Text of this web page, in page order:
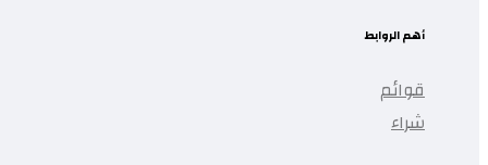
أهم الروابط
قوائم
شراء